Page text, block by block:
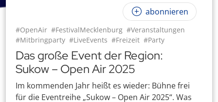
abonnieren
#OpenAir #FestivalMecklenburg #Veranstaltungen
#Mitbringparty #LiveEvents #Freizeit #Party
Das große Event der Region:
Sukow – Open Air 2025
Im kommenden Jahr heißt es wieder: Bühne frei
für die Eventreihe „Sukow – Open Air 2025“. Was